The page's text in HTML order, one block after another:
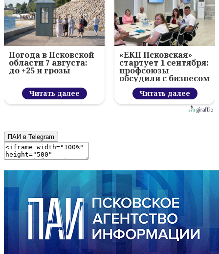
Погода в Псковской
области 7 августа:
до +25 и грозы
Читать далее
«ЕКП Псковская»
стартует 1 сентября:
профсоюзы
обсудили с бизнесом
новый цифровой
проектЧитать далее
ПАИ в Telegram